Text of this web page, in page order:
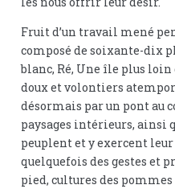
Fruit d’un travail mené
composé de soixante-dix
blanc, Ré, Une île plus
doux et volontiers
désormais par un pont au
paysages intérieurs, ainsi
peuplent et y exercent
quelquefois des gestes et
pied, cultures des